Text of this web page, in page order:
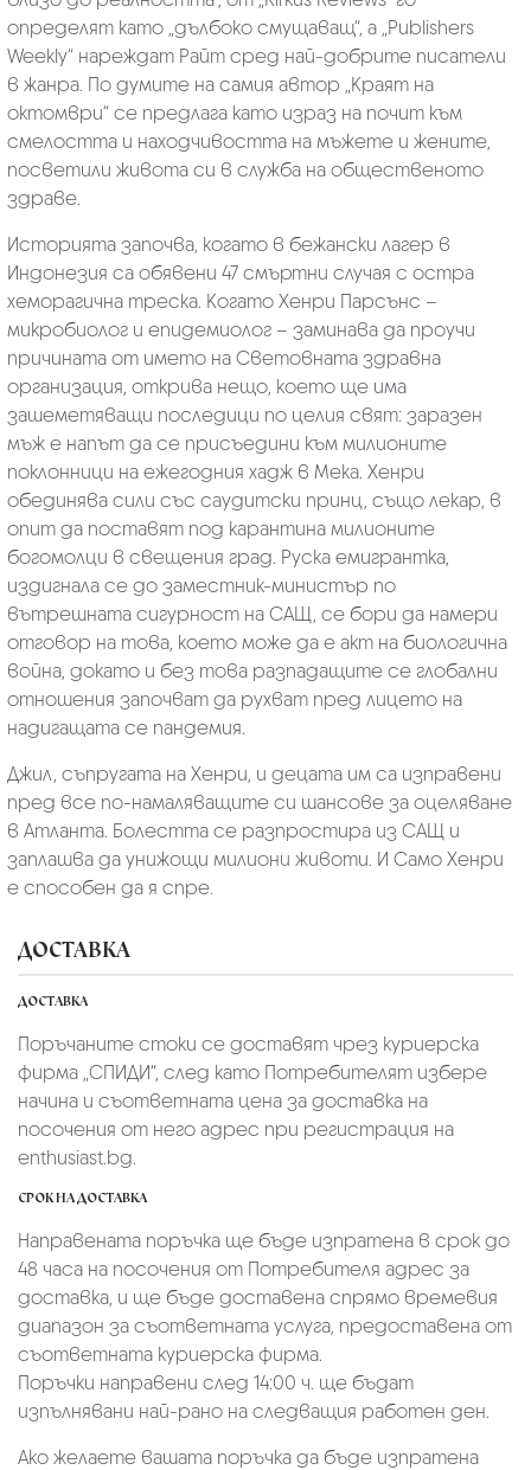
определят като „дълбоко смущаващ“, а „Publishers
Weekly“ нареждат Райт сред най-добрите писатели
в жанра. По думите на самия автор „Краят на
октомври“ се предлага като израз на почит към
смелостта и находчивостта на мъжете и жените,
посветили живота си в служба на общественото
здраве.
Историята започва, когато в бежански лагер в
Индонезия са обявени 47 смъртни случая с остра
хеморагична треска. Когато Хенри Парсънс –
микробиолог и епидемиолог – заминава да проучи
причината от името на Световната здравна
организация, открива нещо, което ще има
зашеметяващи последици по целия свят: заразен
мъж е напът да се присъедини към милионите
поклонници на ежегодния хадж в Мека. Хенри
обединява сили със саудитски принц, също лекар, в
опит да поставят под карантина милионите
богомолци в свещения град. Руска емигрантка,
издигнала се до заместник-министър по
вътрешната сигурност на САЩ, се бори да намери
отговор на това, което може да е акт на биологична
война, докато и без това разпадащите се глобални
отношения започват да рухват пред лицето на
надигащата се пандемия.
Джил, съпругата на Хенри, и децата им са изправени
пред все по-намаляващите си шансове за оцеляване
в Атланта. Болестта се разпростира из САЩ и
заплашва да унижощи милиони животи. И Само Хенри
е способен да я спре.
ДОСТАВКА
ДОСТАВКА
Поръчаните стоки се доставят чрез куриерскa
фирмa „СПИДИ“, след като Потребителят избере
начина и съответната цена за доставка на
посочения от него адрес при регистрация на
enthusiast.bg.
СРОК НА ДОСТАВКА
Направената поръчка ще бъде изпратена в срок до
48 часа на посочения от Потребителя адрес за
доставка, и ще бъде доставена спрямо времевия
диапазон за съответната услуга, предоставена от
съответната куриерска фирма.
Поръчки направени след 14:00 ч. ще бъдат
изпълнявани най-рано на следващия работен ден.
Ако желаете вашата поръчка да бъде изпратена